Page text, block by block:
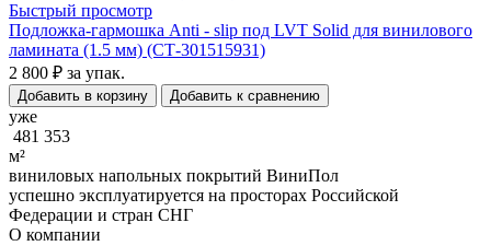
Быстрый просмотр
Подложка-гармошка Anti - slip под LVT Solid для винилового
ламината (1.5 мм) (СТ-301515931)
2 800 ₽ за упак.
Добавить в корзину Добавить к сравнению
уже
481 353
м²
виниловых напольных покрытий ВиниПол
успешно эксплуатируется на просторах Российской
Федерации и стран СНГ
О компании